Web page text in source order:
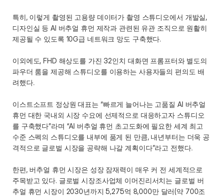
특히, 이렇게 촬영된 고용량 데이터가 촬영 스튜디오에서 개발실,
디자인실 등 AI 버추얼 휴먼 제작과 관련된 유관 조직으로 원활히
제공될 수 있도록 10G급 네트워크 망도 구축했다.
이외에도, FHD 해상도를 가진 32인치 대화면 프롬프터와 별도의
파우더 룸을 제공해 스튜디오를 이용하는 사용자들의 편의도 배
려했다.
이스트소프트 정상원 대표는 “빠르게 늘어나는 고품질 AI 버추얼
휴먼 대한 국내외 시장 수요에 선제적으로 대응하고자 스튜디오
를 구축했다”라며 “AI 버추얼 휴먼 초고도화에 필요한 세계 최고
수준 스펙의 스튜디오를 내부에 품게 된 만큼, 내년부터는 더욱 공
격적으로 글로벌 시장을 공략해 나갈 계획이다”라고 전했다.
한편, 버추얼 휴먼 시장은 성장 잠재력이 매우 커 전 세계적으로
주목받고 있다. 글로벌 시장조사업체 이머진리서치는 글로벌 버
추얼 휴먼 시장이 2030년까지 5,275억 8,000만 달러(약 700조